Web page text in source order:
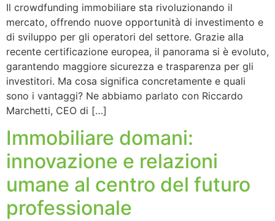
Il crowdfunding immobiliare sta rivoluzionando il
mercato, offrendo nuove opportunità di investimento e
di sviluppo per gli operatori del settore. Grazie alla
recente certificazione europea, il panorama si è evoluto,
garantendo maggiore sicurezza e trasparenza per gli
investitori. Ma cosa significa concretamente e quali
sono i vantaggi? Ne abbiamo parlato con Riccardo
Marchetti, CEO di […]
Immobiliare domani:
innovazione e relazioni
umane al centro del futuro
professionale